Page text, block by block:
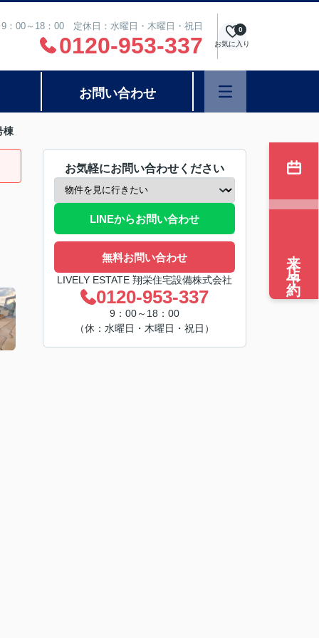
：00～18：00 定休日：水曜日・木曜日・祝日
0120-953-337 お気に入り
0
お問い合わせ
棟
お気軽にお問い合わせください
LINEからお問い合わせ
無料お問い合わせ
LIVELY ESTATE 翔栄住宅設備株式会社
0120-953-337
9：00～18：00
（休：水曜日・木曜日・祝日）
来店予約